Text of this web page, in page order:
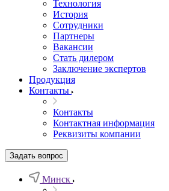
Технология
История
Сотрудники
Партнеры
Вакансии
Стать дилером
Заключение экспертов
Продукция
Контакты
Контакты
Контактная информация
Реквизиты компании
Задать вопрос
Минск